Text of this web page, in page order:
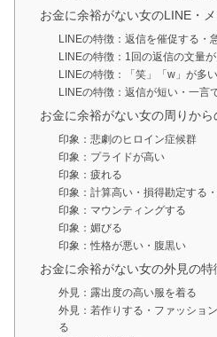
お金に余裕がない女のLINE・
LINEの特徴：返信を催促する・
LINEの特徴：1回の返信の文量
LINEの特徴：「笑」「w」が多い
LINEの特徴：返信が短い・一言
お金に余裕がない女の周りから
印象：悲劇のヒロイン症候群
印象：プライドが高い
印象：疲れる
印象：計算高い・損得勘定する
印象：マウンティングする
印象：媚びる
印象：性格が悪い・腹黒い
お金に余裕がない女の外見の特
外見：露出度の高い服を着る
外見：若作りする・ファッショ
る